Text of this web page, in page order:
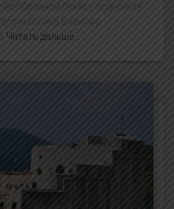
бухте у подножия
массива Биоково
Читать дальше…